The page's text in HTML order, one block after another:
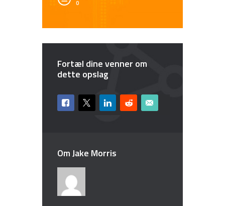
0
Fortæl dine venner om
dette opslag
Om Jake Morris